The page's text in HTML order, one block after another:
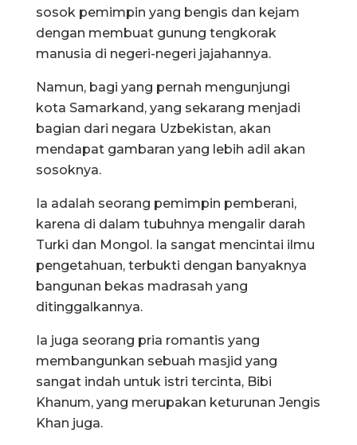
sosok pemimpin yang bengis dan kejam
dengan membuat gunung tengkorak
manusia di negeri-negeri jajahannya.
Namun, bagi yang pernah mengunjungi
kota Samarkand, yang sekarang menjadi
bagian dari negara Uzbekistan, akan
mendapat gambaran yang lebih adil akan
sosoknya.
Ia adalah seorang pemimpin pemberani,
karena di dalam tubuhnya mengalir darah
Turki dan Mongol. Ia sangat mencintai ilmu
pengetahuan, terbukti dengan banyaknya
bangunan bekas madrasah yang
ditinggalkannya.
Ia juga seorang pria romantis yang
membangunkan sebuah masjid yang
sangat indah untuk istri tercinta, Bibi
Khanum, yang merupakan keturunan Jengis
Khan juga.